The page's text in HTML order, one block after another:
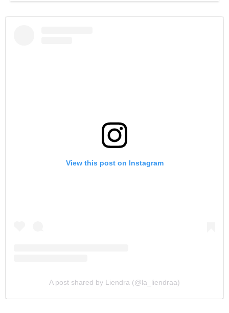
View this post on Instagram
A post shared by Liendra (@la_liendraa)